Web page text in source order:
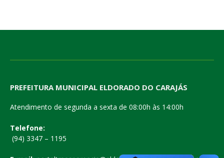
PREFEITURA MUNICIPAL ELDORADO DO CARAJÁS
Atendimento de segunda a sexta de 08:00h às 14:00h
Telefone:
(94) 3347 – 1195